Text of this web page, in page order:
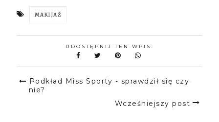
MAKIJAŻ
UDOSTĘPNIJ TEN WPIS:
Podkład Miss Sporty - sprawdził się czy
nie?
Wcześniejszy post